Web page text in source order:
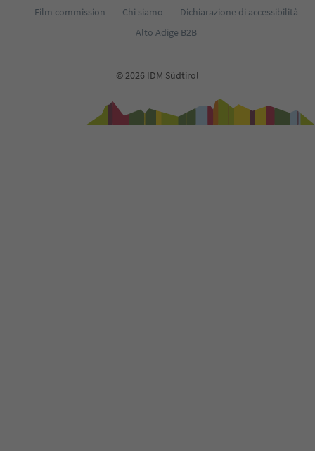
Film commission
Chi siamo
Dichiarazione di accessibilità
Alto Adige B2B
© 2026 IDM Südtirol